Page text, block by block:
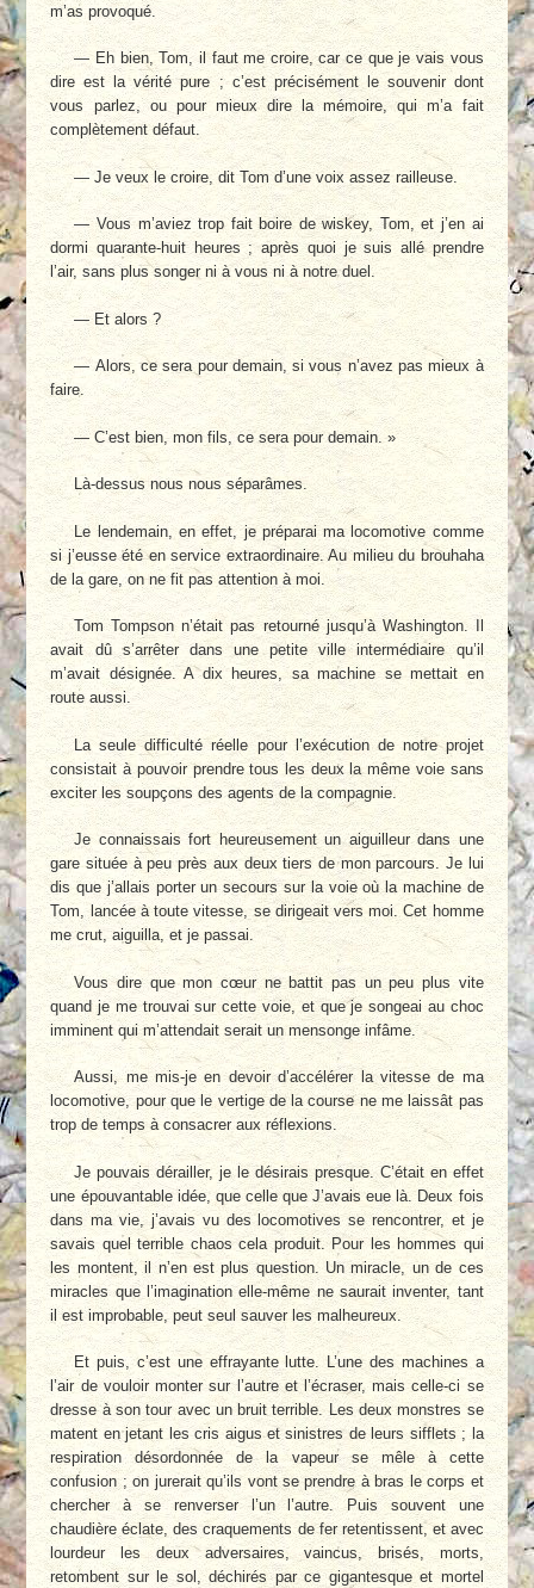
m’as provoqué.
— Eh bien, Tom, il faut me croire, car ce que je vais vous
dire est la vérité pure ; c’est précisément le souvenir dont
vous parlez, ou pour mieux dire la mémoire, qui m’a fait
complètement défaut.
— Je veux le croire, dit Tom d’une voix assez railleuse.
— Vous m’aviez trop fait boire de wiskey, Tom, et j’en ai
dormi quarante-huit heures ; après quoi je suis allé prendre
l’air, sans plus songer ni à vous ni à notre duel.
— Et alors ?
— Alors, ce sera pour demain, si vous n’avez pas mieux à
faire.
— C’est bien, mon fils, ce sera pour demain. »
Là-dessus nous nous séparâmes.
Le lendemain, en effet, je préparai ma locomotive comme
si j’eusse été en service extraordinaire. Au milieu du brouhaha
de la gare, on ne fit pas attention à moi.
Tom Tompson n’était pas retourné jusqu’à Washington. Il
avait dû s’arrêter dans une petite ville intermédiaire qu’il
m’avait désignée. A dix heures, sa machine se mettait en
route aussi.
La seule difficulté réelle pour l’exécution de notre projet
consistait à pouvoir prendre tous les deux la même voie sans
exciter les soupçons des agents de la compagnie.
Je connaissais fort heureusement un aiguilleur dans une
gare située à peu près aux deux tiers de mon parcours. Je lui
dis que j’allais porter un secours sur la voie où la machine de
Tom, lancée à toute vitesse, se dirigeait vers moi. Cet homme
me crut, aiguilla, et je passai.
Vous dire que mon cœur ne battit pas un peu plus vite
quand je me trouvai sur cette voie, et que je songeai au choc
imminent qui m’attendait serait un mensonge infâme.
Aussi, me mis-je en devoir d’accélérer la vitesse de ma
locomotive, pour que le vertige de la course ne me laissât pas
trop de temps à consacrer aux réflexions.
Je pouvais dérailler, je le désirais presque. C’était en effet
une épouvantable idée, que celle que J’avais eue là. Deux fois
dans ma vie, j’avais vu des locomotives se rencontrer, et je
savais quel terrible chaos cela produit. Pour les hommes qui
les montent, il n’en est plus question. Un miracle, un de ces
miracles que l’imagination elle-même ne saurait inventer, tant
il est improbable, peut seul sauver les malheureux.
Et puis, c’est une effrayante lutte. L’une des machines a
l’air de vouloir monter sur l’autre et l’écraser, mais celle-ci se
dresse à son tour avec un bruit terrible. Les deux monstres se
matent en jetant les cris aigus et sinistres de leurs sifflets ; la
respiration désordonnée de la vapeur se mêle à cette
confusion ; on jurerait qu’ils vont se prendre à bras le corps et
chercher à se renverser l’un l’autre. Puis souvent une
chaudière éclate, des craquements de fer retentissent, et avec
lourdeur les deux adversaires, vaincus, brisés, morts,
retombent sur le sol, déchirés par ce gigantesque et mortel